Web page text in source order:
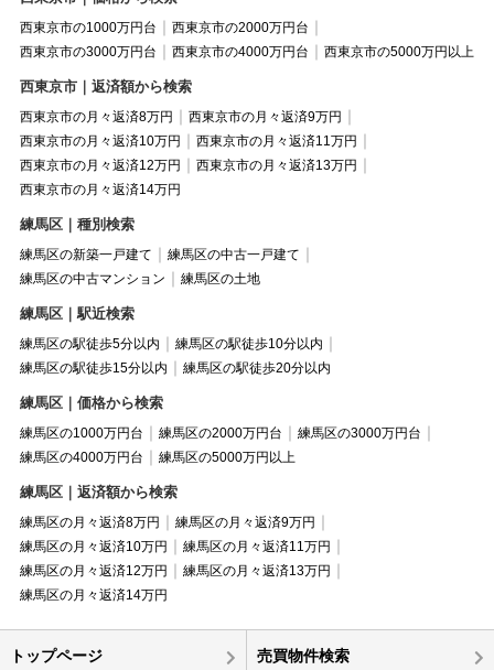
西東京市の1000万円台
西東京市の2000万円台
西東京市の3000万円台
西東京市の4000万円台 西東京市の5000万円以上
西東京市｜返済額から検索
西東京市の月々返済8万円
西東京市の月々返済9万円
西東京市の月々返済10万円
西東京市の月々返済11万円
西東京市の月々返済12万円
西東京市の月々返済13万円
西東京市の月々返済14万円
練馬区｜種別検索
練馬区の新築一戸建て
練馬区の中古一戸建て
練馬区の中古マンション
練馬区の土地
練馬区｜駅近検索
練馬区の駅徒歩5分以内
練馬区の駅徒歩10分以内
練馬区の駅徒歩15分以内
練馬区の駅徒歩20分以内
練馬区｜価格から検索
練馬区の1000万円台 練馬区の2000万円台
練馬区の3000万円台
練馬区の4000万円台
練馬区の5000万円以上
練馬区｜返済額から検索
練馬区の月々返済8万円
練馬区の月々返済9万円
練馬区の月々返済10万円
練馬区の月々返済11万円
練馬区の月々返済12万円
練馬区の月々返済13万円
練馬区の月々返済14万円
トップページ 売買物件検索